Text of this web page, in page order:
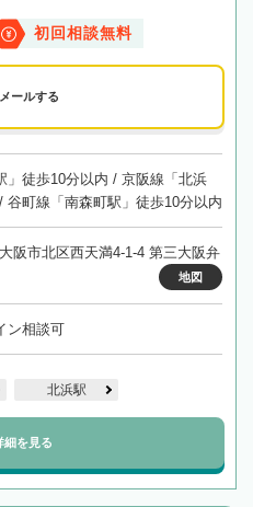
初回相談無料
メールする
」徒歩10分以内 / 京阪線「北浜
谷町線「南森町駅」徒歩10分以内
阪市北区西天満4-1-4 第三大阪弁
地図
ン相談可
北浜駅
細を見る